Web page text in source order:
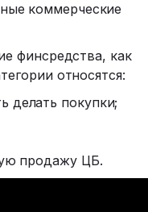
коммерческие
финсредства, как
относятся:
делать покупки;
продажу ЦБ.